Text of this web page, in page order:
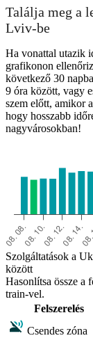
Találja meg a
Lviv-be
Ha vonattal utazik
grafikonon
következő 30
9 óra között, vagy
szem előtt, amikor
hogy hosszabb
nagyvárosokban!
Szolgáltatások a
között
Hasonlítsa össze a
train-vel.
Felszerelés
Csendes zóna